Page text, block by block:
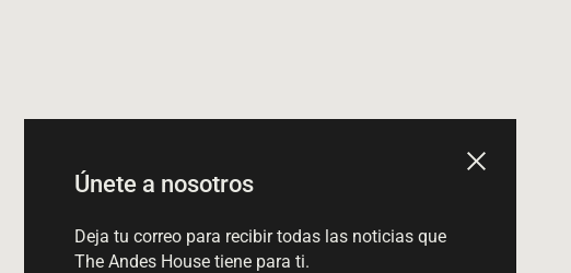
Únete a nosotros
Deja tu correo para recibir todas las noticias que
The Andes House tiene para ti.
Cerrar